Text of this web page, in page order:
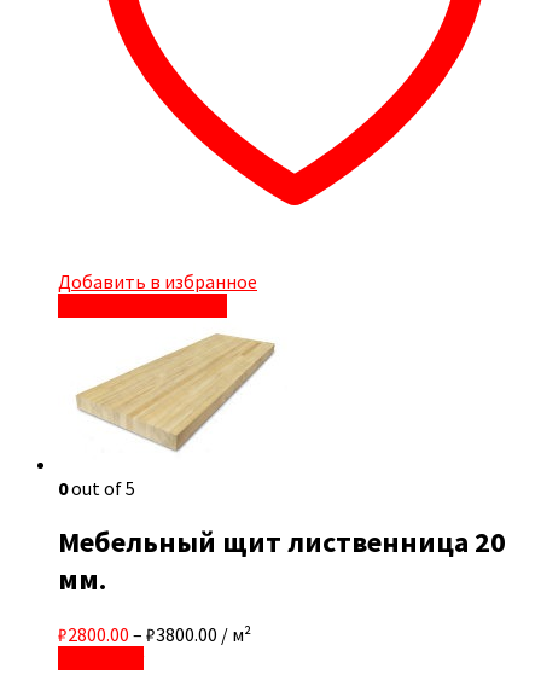
Добавить в избранное
0out of 5
Мебельный щит лиственница 20
мм.
₽2800.00 – ₽3800.00 / м²